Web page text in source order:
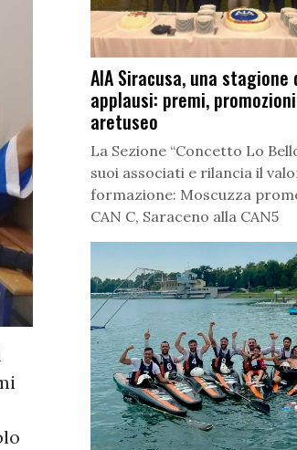
AIA Siracusa, una stagione
applausi: premi,
aretuseo
La Sezione “Concetto Lo
suoi associati e rilancia il
formazione: Moscuzza
CAN C, Saraceno alla CAN5